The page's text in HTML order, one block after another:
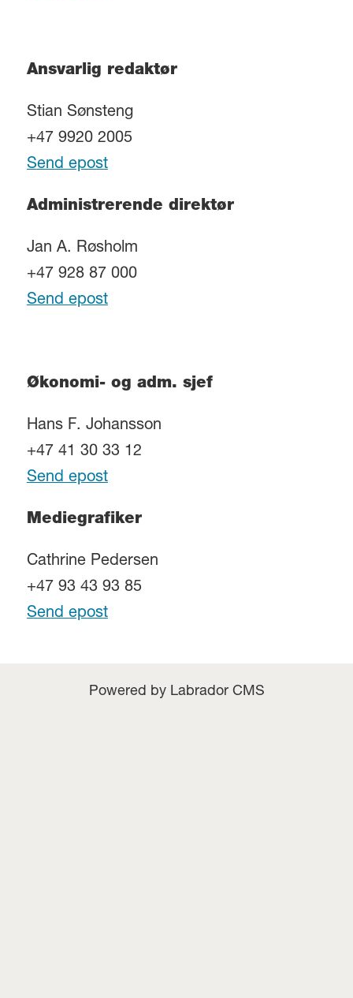
Ansvarlig redaktør
Stian Sønsteng
+47 9920 2005
Send epost
Administrerende direktør
Jan A. Røsholm
+47 928 87 000
Send epost
Økonomi- og adm. sjef
Hans F. Johansson
+47 41 30 33 12
Send epost
Mediegrafiker
Cathrine Pedersen
+47 93 43 93 85
Send epost
Powered by Labrador CMS